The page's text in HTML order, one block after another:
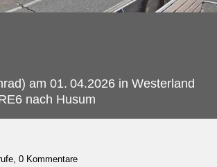
am 01. 04.2026 in Westerland
nach Husum
0 Kommentare